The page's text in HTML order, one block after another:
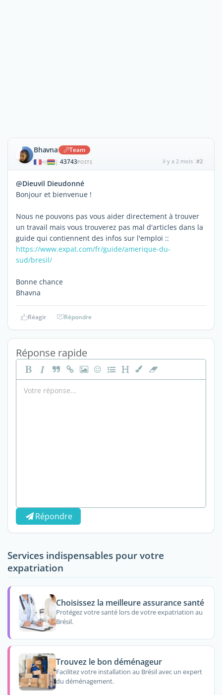
Bhavna Team
| 43743POSTS il y a 2 mois #2
@Dieuvil Dieudonné
Bonjour et bienvenue !
Nous ne pouvons pas vous aider directement à trouver
un travail mais vous trouverez pas mal d'articles dans la
guide qui contiennent des infos sur l'emploi ::
https://www.expat.com/fr/guide/amerique-du-
sud/bresil/
Bonne chance
Bhavna
Réagir Répondre
Réponse rapide
Répondre
Services indispensables pour votre
expatriation
Choisissez la meilleure assurance santé
Protégez votre santé lors de votre expatriation au
Brésil.
Trouvez le bon déménageur
Facilitez votre installation au Brésil avec un expert
du déménagement.